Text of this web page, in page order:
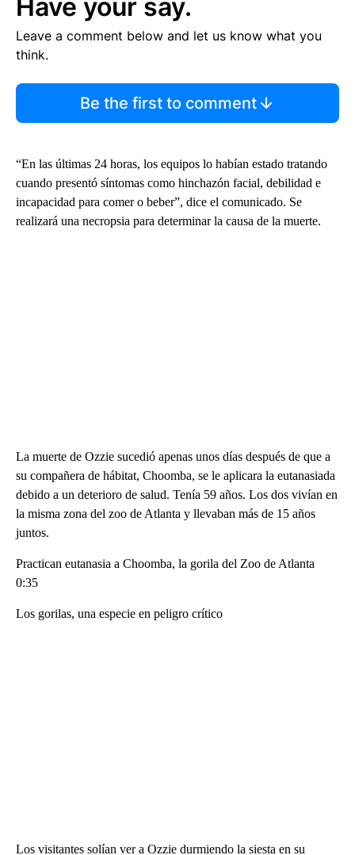
Have your say.
Leave a comment below and let us know what you
think.
Be the first to comment
“En las últimas 24 horas, los equipos lo habían estado tratando
cuando presentó síntomas como hinchazón facial, debilidad e
incapacidad para comer o beber”, dice el comunicado. Se
realizará una necropsia para determinar la causa de la muerte.
La muerte de Ozzie sucedió apenas unos días después de que a
su compañera de hábitat, Choomba, se le aplicara la eutanasiada
debido a un deterioro de salud. Tenía 59 años. Los dos vivían en
la misma zona del zoo de Atlanta y llevaban más de 15 años
juntos.
Practican eutanasia a Choomba, la gorila del Zoo de Atlanta
0:35
Los gorilas, una especie en peligro crítico
Los visitantes solían ver a Ozzie durmiendo la siesta en su